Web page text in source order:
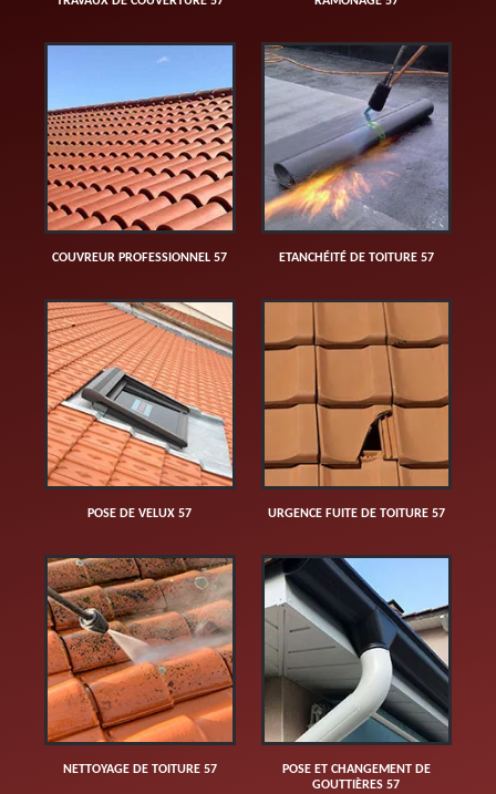
COUVREUR PROFESSIONNEL 57 ETANCHÉITÉ DE TOITURE 57
POSE DE VELUX 57 URGENCE FUITE DE TOITURE 57
NETTOYAGE DE TOITURE 57
POSE ET CHANGEMENT DE
GOUTTIÈRES 57